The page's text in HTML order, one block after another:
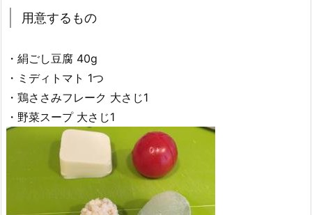
用意するもの
・絹ごし豆腐 40g
・ミディトマト 1つ
・鶏ささみフレーク 大さじ1
・野菜スープ 大さじ1